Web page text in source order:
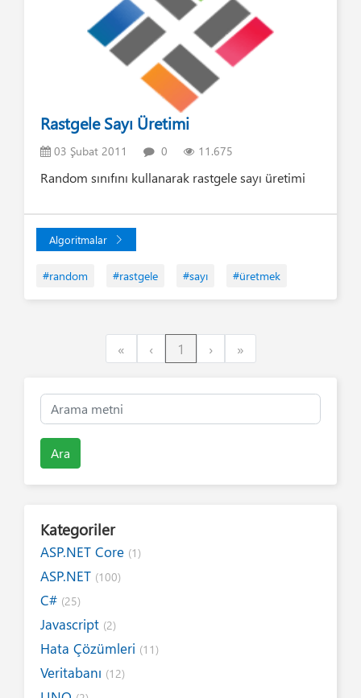
Rastgele Sayı Üretimi
03 Şubat 2011 0 11.675
Random sınıfını kullanarak rastgele sayı üretimi
Algoritmalar
#random #rastgele #sayı #üretmek
«First ‹Previous
1 ›Next»Last
Ara
Kategoriler
ASP.NET Core (1)
ASP.NET (100)
C# (25)
Javascript (2)
Hata Çözümleri (11)
Veritabanı (12)